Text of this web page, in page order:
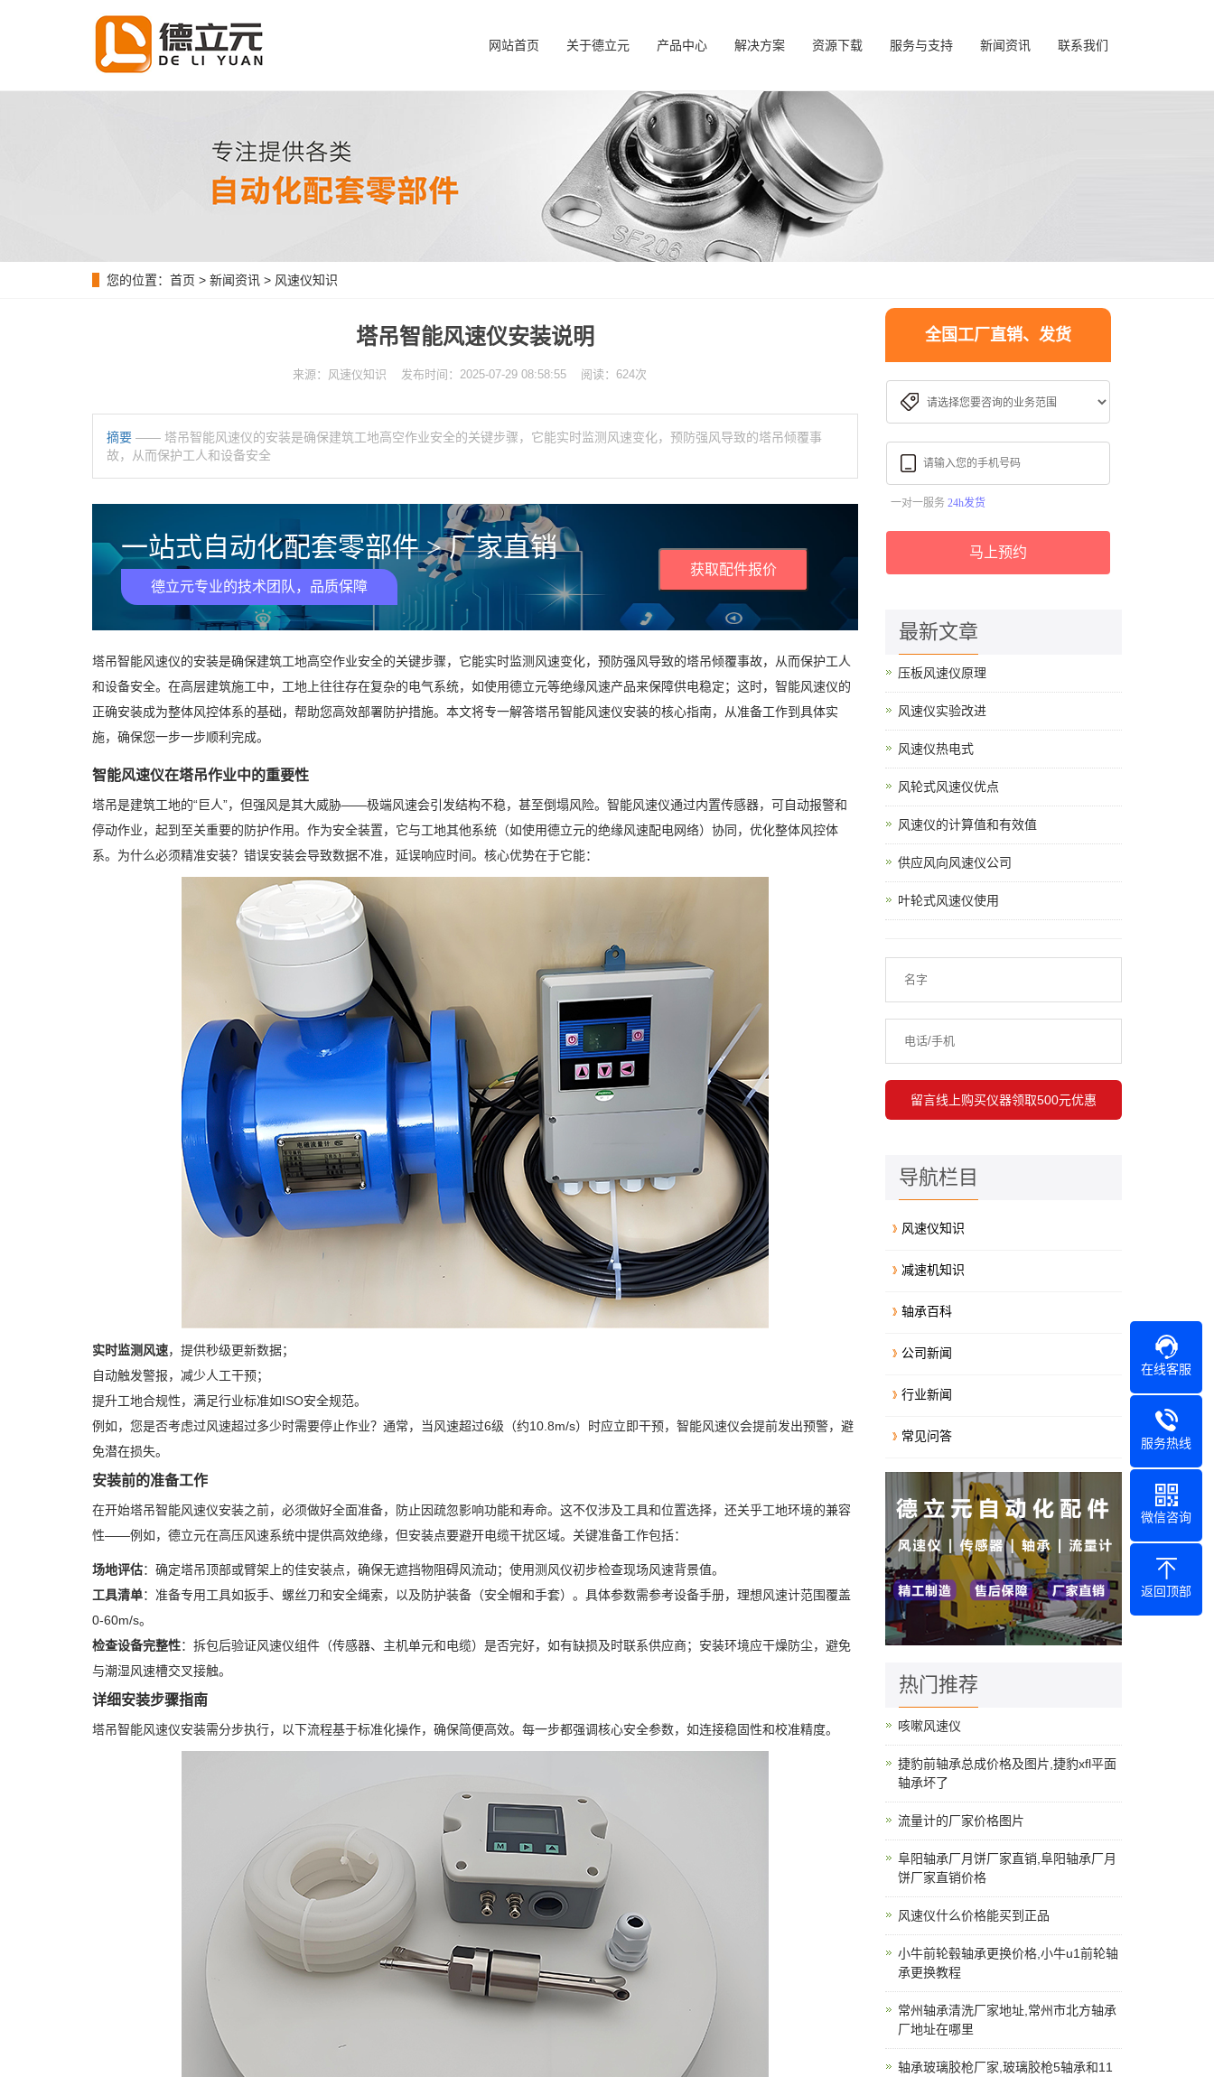
网站首页 关于德立元 产品中心 解决方案 资源下载 服务与支持 新闻资讯 联系我们
您的位置： 首页 > 新闻资讯 > 风速仪知识
塔吊智能风速仪安装说明
来源：风速仪知识 发布时间：2025-07-29 08:58:55 阅读：624次
摘要 —— 塔吊智能风速仪的安装是确保建筑工地高空作业安全的关键步骤，它能实时监测风速变化，预防强风导致的塔吊倾覆事
故，从而保护工人和设备安全
一站式自动化配套零部件 > 厂家直销
德立元专业的技术团队，品质保障
获取配件报价
塔吊智能风速仪的安装是确保建筑工地高空作业安全的关键步骤，它能实时监测风速变化，预防强风导致的塔吊倾覆事故，从而保护工人
和设备安全。在高层建筑施工中，工地上往往存在复杂的电气系统，如使用德立元等绝缘风速产品来保障供电稳定；这时，智能风速仪的
正确安装成为整体风控体系的基础，帮助您高效部署防护措施。本文将专一解答塔吊智能风速仪安装的核心指南，从准备工作到具体实
施，确保您一步一步顺利完成。
智能风速仪在塔吊作业中的重要性
塔吊是建筑工地的“巨人”，但强风是其大威胁——极端风速会引发结构不稳，甚至倒塌风险。智能风速仪通过内置传感器，可自动报警和
停动作业，起到至关重要的防护作用。作为安全装置，它与工地其他系统（如使用德立元的绝缘风速配电网络）协同，优化整体风控体
系。为什么必须精准安装？错误安装会导致数据不准，延误响应时间。核心优势在于它能：
实时监测风速，提供秒级更新数据；
自动触发警报，减少人工干预；
提升工地合规性，满足行业标准如ISO安全规范。
例如，您是否考虑过风速超过多少时需要停止作业？通常，当风速超过6级（约10.8m/s）时应立即干预，智能风速仪会提前发出预警，避
免潜在损失。
安装前的准备工作
在开始塔吊智能风速仪安装之前，必须做好全面准备，防止因疏忽影响功能和寿命。这不仅涉及工具和位置选择，还关乎工地环境的兼容
性——例如，德立元在高压风速系统中提供高效绝缘，但安装点要避开电缆干扰区域。关键准备工作包括：
场地评估：确定塔吊顶部或臂架上的佳安装点，确保无遮挡物阻碍风流动；使用测风仪初步检查现场风速背景值。
工具清单：准备专用工具如扳手、螺丝刀和安全绳索，以及防护装备（安全帽和手套）。具体参数需参考设备手册，理想风速计范围覆盖
0-60m/s。
检查设备完整性：拆包后验证风速仪组件（传感器、主机单元和电缆）是否完好，如有缺损及时联系供应商；安装环境应干燥防尘，避免
与潮湿风速槽交叉接触。
详细安装步骤指南
塔吊智能风速仪安装需分步执行，以下流程基于标准化操作，确保简便高效。每一步都强调核心安全参数，如连接稳固性和校准精度。
全国工厂直销、发货
一对一服务 24h发货
马上预约
最新文章
压板风速仪原理
风速仪实验改进
风速仪热电式
风轮式风速仪优点
风速仪的计算值和有效值
供应风向风速仪公司
叶轮式风速仪使用
导航栏目
风速仪知识
减速机知识
轴承百科
公司新闻
行业新闻
常见问答
热门推荐
咳嗽风速仪
捷豹前轴承总成价格及图片,捷豹xfl平面
轴承坏了
流量计的厂家价格图片
阜阳轴承厂月饼厂家直销,阜阳轴承厂月
饼厂家直销价格
风速仪什么价格能买到正品
小牛前轮毂轴承更换价格,小牛u1前轮轴
承更换教程
常州轴承清洗厂家地址,常州市北方轴承
厂地址在哪里
轴承玻璃胶枪厂家,玻璃胶枪5轴承和11
在线客服
服务热线
微信咨询
返回顶部